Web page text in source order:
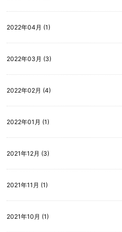
2022年04月 (1)
2022年03月 (3)
2022年02月 (4)
2022年01月 (1)
2021年12月 (3)
2021年11月 (1)
2021年10月 (1)